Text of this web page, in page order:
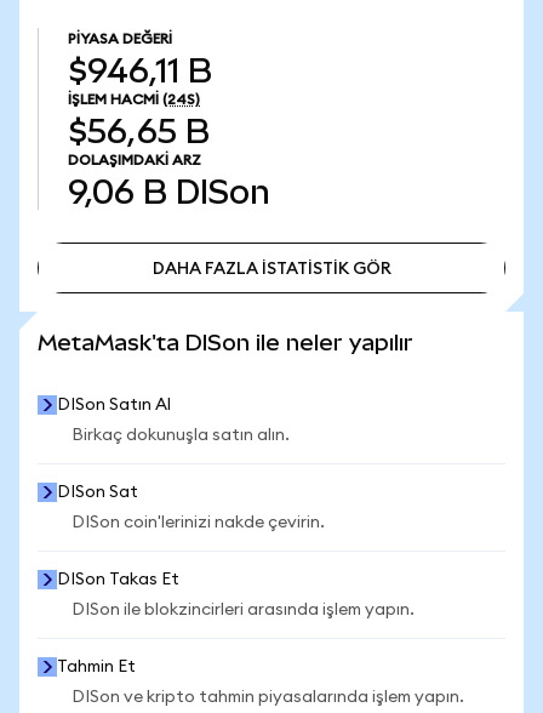
PIYASA DEĞERI
$946,11 B
İŞLEM HACMI (24S)
$56,65 B
DOLAŞIMDAKI ARZ
9,06 B DISon
DAHA FAZLA İSTATİSTİK GÖR
MetaMask'ta DISon ile neler yapılır
DISon Satın Al
Birkaç dokunuşla satın alın.
DISon Sat
DISon coin'lerinizi nakde çevirin.
DISon Takas Et
DISon ile blokzincirleri arasında işlem yapın.
Tahmin Et
DISon ve kripto tahmin piyasalarında işlem yapın.